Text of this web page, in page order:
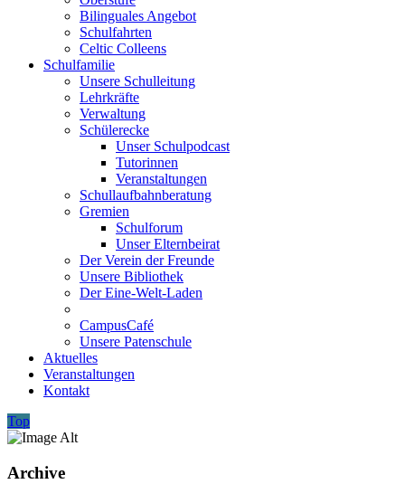
Bilinguales Angebot
Schulfahrten
Celtic Colleens
Schulfamilie
Unsere Schulleitung
Lehrkräfte
Verwaltung
Schülerecke
Unser Schulpodcast
Tutorinnen
Veranstaltungen
Schullaufbahnberatung
Gremien
Schulforum
Unser Elternbeirat
Der Verein der Freunde
Unsere Bibliothek
Der Eine-Welt-Laden
CampusCafé
Unsere Patenschule
Aktuelles
Veranstaltungen
Kontakt
Top
Archive